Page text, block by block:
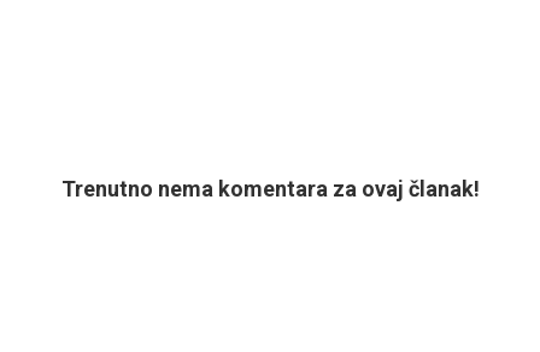
Trenutno nema komentara za ovaj članak!